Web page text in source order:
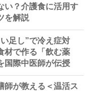
い？介護食に活用す
を解説
足し”で冷え症対
材で作る「飲む薬
国際中医師が伝授
師が教える＜温活ス